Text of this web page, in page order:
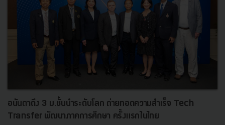
อนันดาดึง 3 ม.ชั้นนำระดับโลก ถ่ายทอดความสำเร็จ Tech
Transfer พัฒนาภาคการศึกษา ครั้งแรกในไทย